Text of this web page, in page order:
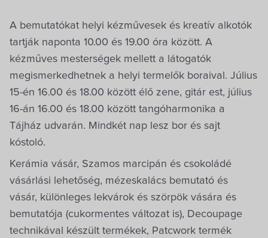
A bemutatókat helyi kézművesek és kreatív alkotók
tartják naponta 10.00 és 19.00 óra között. A
kézműves mesterségek mellett a látogatók
megismerkedhetnek a helyi termelők boraival. Július
15-én 16.00 és 18.00 között élő zene, gitár est, július
16-án 16.00 és 18.00 között tangóharmonika a
Tájház udvarán. Mindkét nap lesz bor és sajt
kóstoló.
Kerámia vásár, Szamos marcipán és csokoládé
vásárlási lehetőség, mézeskalács bemutató és
vásár, különleges lekvárok és szörpök vására és
bemutatója (cukormentes változat is), Decoupage
technikával készült termékek, Patcwork termék